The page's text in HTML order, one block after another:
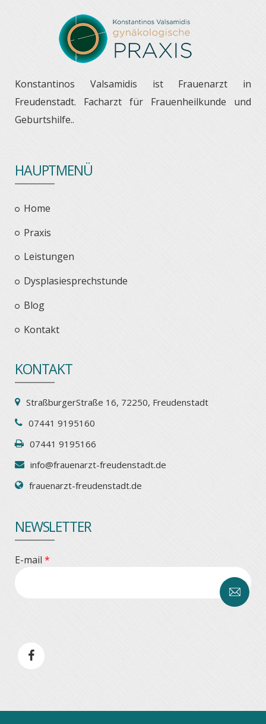
Konstantinos Valsamidis ist Frauenarzt in
Freudenstadt. Facharzt für Frauenheilkunde und
Geburtshilfe..
HAUPTMENÜ
Home
Praxis
Leistungen
Dysplasiesprechstunde
Blog
Kontakt
KONTAKT
StraßburgerStraße 16, 72250, Freudenstadt
07441 9195160
07441 9195166
info@frauenarzt-freudenstadt.de
frauenarzt-freudenstadt.de
NEWSLETTER
E-mail*
question is
for testing
visitor and